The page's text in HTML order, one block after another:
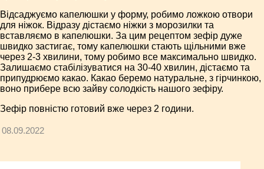
Відсаджуємо капелюшки у форму, робимо ложкою отвори
для ніжок. Відразу дістаємо ніжки з морозилки та
вставляємо в капелюшки. За цим рецептом зефір дуже
швидко застигає, тому капелюшки стають щільними вже
через 2-3 хвилини, тому робимо все максимально швидко.
Залишаємо стабілізуватися на 30-40 хвилин, дістаємо та
припудрюємо какао. Какао беремо натуральне, з гірчинкою,
воно прибере всю зайву солодкість нашого зефіру.
Зефір повністю готовий вже через 2 години.
08.09.2022